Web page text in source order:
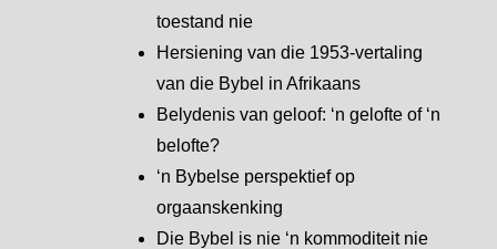
toestand nie
Hersiening van die 1953-vertaling
van die Bybel in Afrikaans
Belydenis van geloof: ‘n gelofte of ‘n
belofte?
‘n Bybelse perspektief op
orgaanskenking
Die Bybel is nie ‘n kommoditeit nie